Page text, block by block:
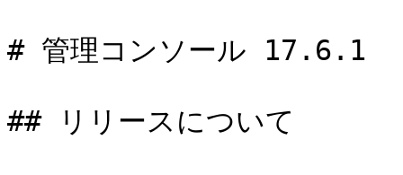
# 管理コンソール 17.6.1
## リリースについて